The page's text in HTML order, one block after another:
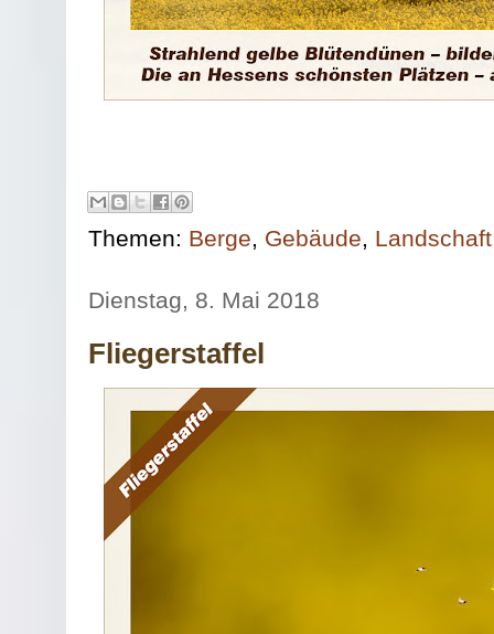
Themen: Berge, Gebäude, Landschaft
Dienstag, 8. Mai 2018
Fliegerstaffel